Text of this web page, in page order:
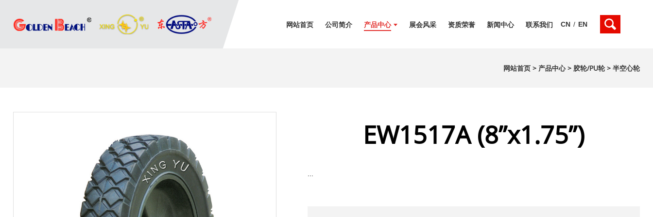
网站首页 公司简介 产品中心 展会风采 资质荣誉 新闻中心 联系我们 CN / EN
网站首页 > 产品中心> 胶轮/PU轮>半空心轮
EW1517A (8”x1.75”)
...